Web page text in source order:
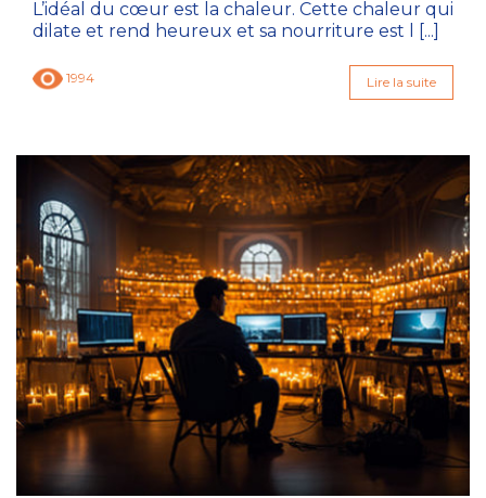
L’idéal du cœur est la chaleur. Cette chaleur qui
dilate et rend heureux et sa nourriture est l [...]
1994 Lire la suite